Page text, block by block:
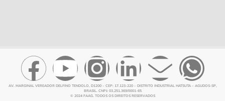
AV. MARGINAL VEREADOR DELFINO TENDOLO, D1200 – CEP: 17.123-220 – DISTRITO INDUSTRIAL HATSUTA – AGUDOS-SP,
BRASIL. CNPJ: 03.251.369/0001-65
© 2024 FAAG. TODOS OS DIREITOS RESERVADOS